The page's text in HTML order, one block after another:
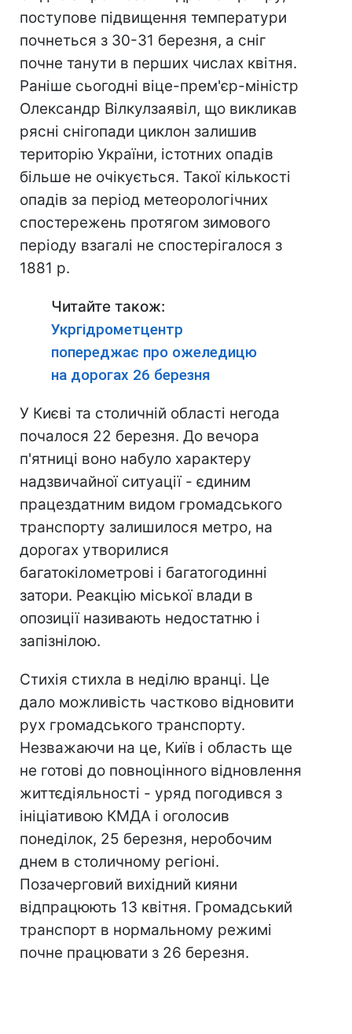
поступове підвищення температури
почнеться з 30-31 березня, а сніг
почне танути в перших числах квітня.
Раніше сьогодні віце-прем'єр-міністр
Олександр Вілкулзаявіл, що викликав
рясні снігопади циклон залишив
територію України, істотних опадів
більше не очікується. Такої кількості
опадів за період метеорологічних
спостережень протягом зимового
періоду взагалі не спостерігалося з
1881 р.
Читайте також:
Укргідрометцентр
попереджає про ожеледицю
на дорогах 26 березня
У Києві та столичній області негода
почалося 22 березня. До вечора
п'ятниці воно набуло характеру
надзвичайної ситуації - єдиним
працездатним видом громадського
транспорту залишилося метро, ​​на
дорогах утворилися
багатокілометрові і багатогодинні
затори. Реакцію міської влади в
опозиції називають недостатню і
запізнілою.
Стихія стихла в неділю вранці. Це
дало можливість частково відновити
рух громадського транспорту.
Незважаючи на це, Київ і область ще
не готові до повноцінного відновлення
життєдіяльності - уряд погодився з
ініціативою КМДА і оголосив
понеділок, 25 березня, неробочим
днем ​​в столичному регіоні.
Позачерговий вихідний кияни
відпрацюють 13 квітня. Громадський
транспорт в нормальному режимі
почне працювати з 26 березня.